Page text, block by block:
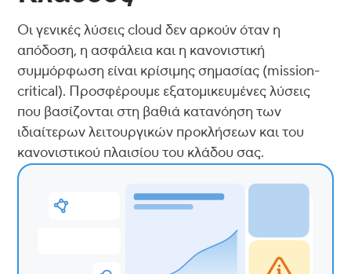
Οι γενικές λύσεις cloud δεν αρκούν όταν η
απόδοση, η ασφάλεια και η κανονιστική
συμμόρφωση είναι κρίσιμης σημασίας (mission-
critical). Προσφέρουμε εξατομικευμένες λύσεις
που βασίζονται στη βαθιά κατανόηση των
ιδιαίτερων λειτουργικών προκλήσεων και του
κανονιστικού πλαισίου του κλάδου σας.